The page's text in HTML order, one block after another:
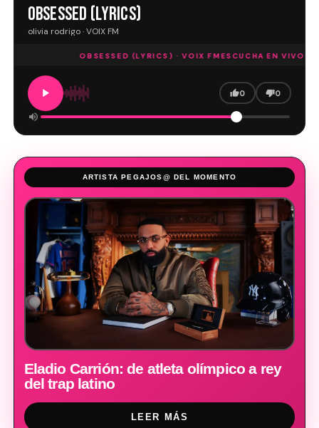
OBSESSED (LYRICS)
olivia rodrigo · VOIX FM
OBSESSED (LYRICS) · VOIX FMESCUCHA EN VIVO
0 0
ARTISTA PEGAJOS@ DEL MOMENTO
Eladio Carrión: de atleta olímpico a rey
del trap latino
LEER MÁS